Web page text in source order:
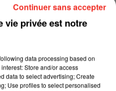
vie privée est notre
data processing based on
Store and/or access
data to select advertising; Create
Use profiles to select personalised
Continuer sans accepter